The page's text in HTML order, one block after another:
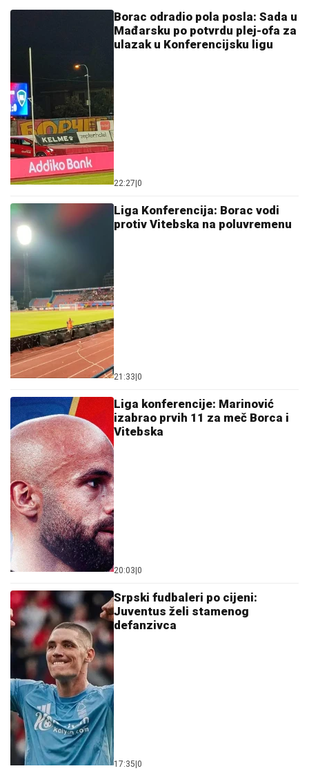
Borac odradio pola posla: Sada u
Mađarsku po potvrdu plej-ofa za
ulazak u Konferencijsku ligu
22:27 0
Liga Konferencija: Borac vodi
protiv Vitebska na poluvremenu
21:33 0
Liga konferencije: Marinović
izabrao prvih 11 za meč Borca i
Vitebska
20:03 0
Srpski fudbaleri po cijeni:
Juventus želi stamenog
defanzivca
17:35 0